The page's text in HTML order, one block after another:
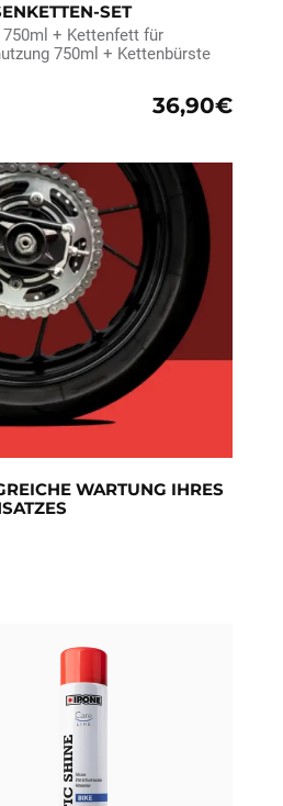
SET
+ Kettenfett für
750ml + Kettenbürste
36,90€
WARTUNG IHRES